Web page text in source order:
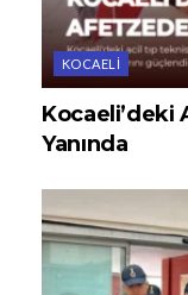
KOCAELI
Kocaeli’deki
Yanında